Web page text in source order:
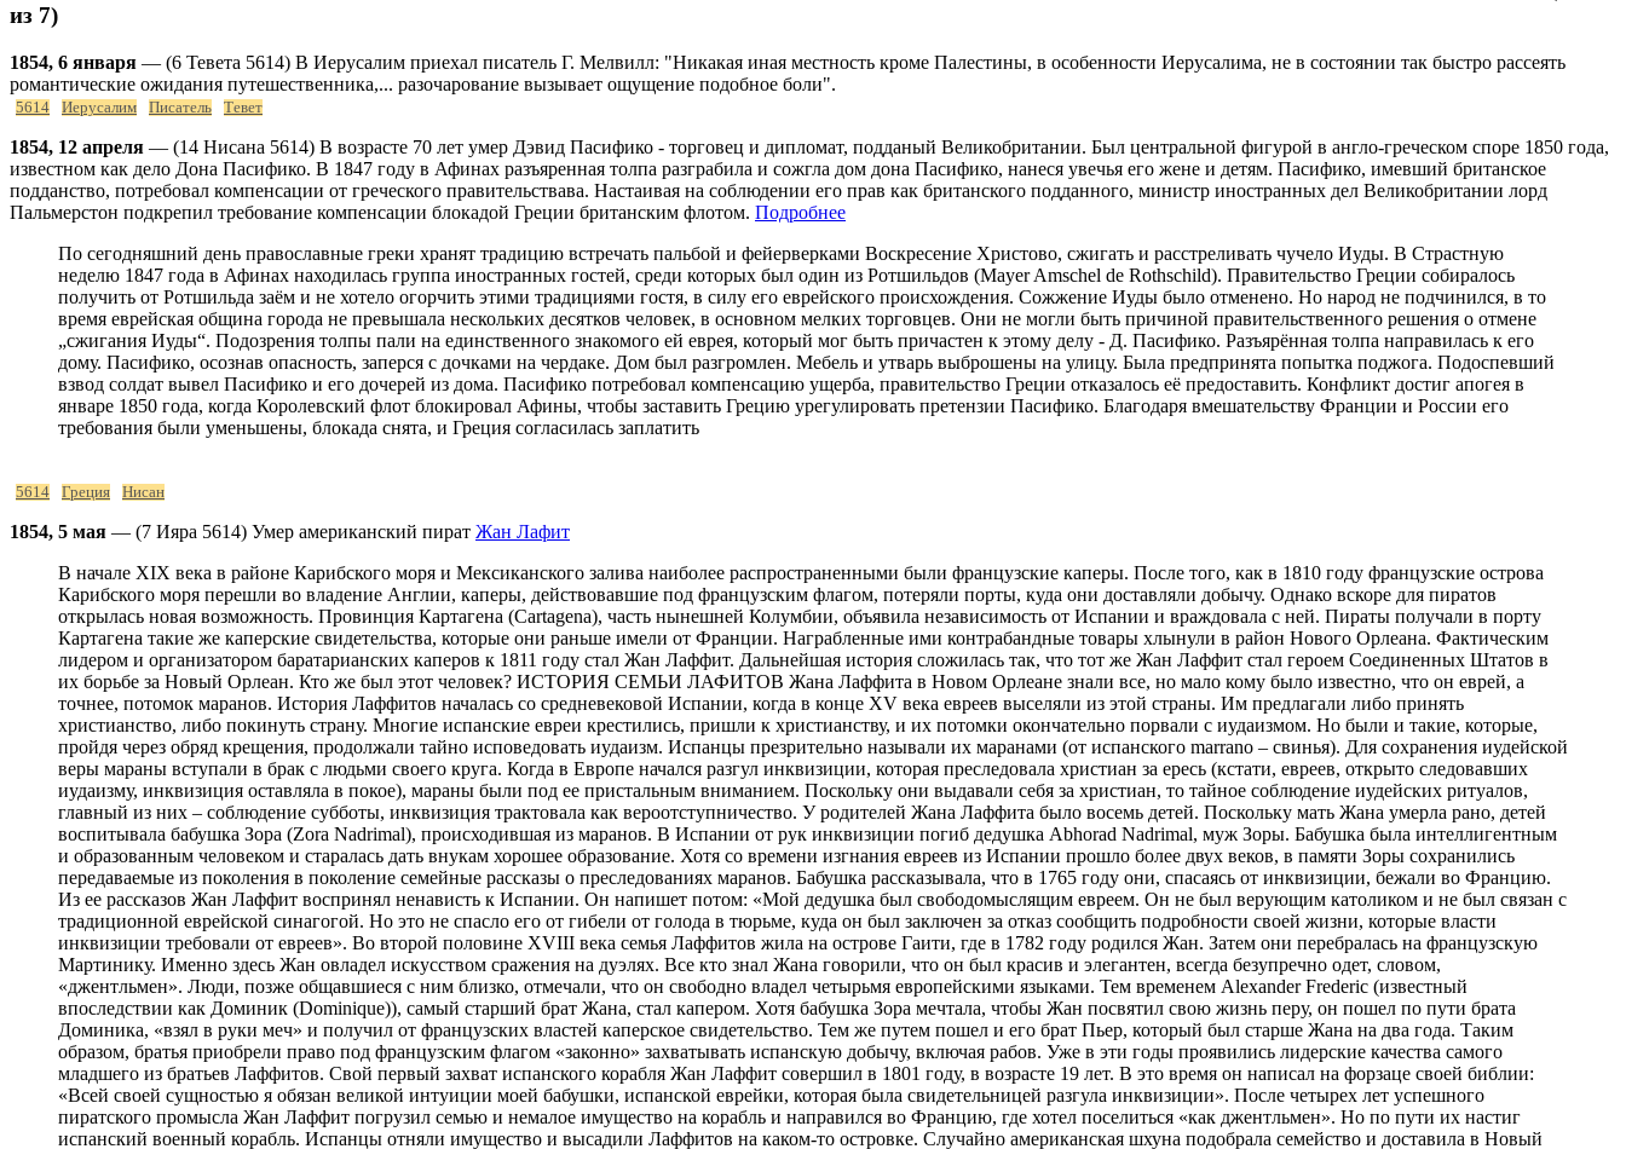
из 7)
1854, 6 января — (6 Тевета 5614) В Иерусалим приехал писатель Г. Мелвилл: "Никакая иная местность кроме Палестины, в особенности Иерусалима, не в состоянии так быстро рассеять
романтические ожидания путешественника,... разочарование вызывает ощущение подобное боли".
5614 Иерусалим Писатель Тевет
1854, 12 апреля — (14 Нисана 5614) В возрасте 70 лет умер Дэвид Пасифико - торговец и дипломат, подданый Великобритании. Был центральной фигурой в англо-греческом споре 1850 года,
известном как дело Дона Пасифико. В 1847 году в Афинах разъяренная толпа разграбила и сожгла дом дона Пасифико, нанеся увечья его жене и детям. Пасифико, имевший британское
подданство, потребовал компенсации от греческого правительствава. Настаивая на соблюдении его прав как британского подданного, министр иностранных дел Великобритании лорд
Пальмерстон подкрепил требование компенсации блокадой Греции британским флотом. Подробнее
По сегодняшний день православные греки хранят традицию встречать пальбой и фейерверками Воскресение Христово, сжигать и расстреливать чучело Иуды. В Страстную
неделю 1847 года в Афинах находилась группа иностранных гостей, среди которых был один из Ротшильдов (Mayer Amschel de Rothschild). Правительство Греции собиралось
получить от Ротшильда заём и не хотело огорчить этими традициями гостя, в силу его еврейского происхождения. Сожжение Иуды было отменено. Но народ не подчинился, в то
время еврейская община города не превышала нескольких десятков человек, в основном мелких торговцев. Они не могли быть причиной правительственного решения о отмене
„сжигания Иуды“. Подозрения толпы пали на единственного знакомого ей еврея, который мог быть причастен к этому делу - Д. Пасифико. Разъярённая толпа направилась к его
дому. Пасифико, осознав опасность, заперся с дочками на чердаке. Дом был разгромлен. Мебель и утварь выброшены на улицу. Была предпринята попытка поджога. Подоспевший
взвод солдат вывел Пасифико и его дочерей из дома. Пасифико потребовал компенсацию ущерба, правительство Греции отказалось её предоставить. Конфликт достиг апогея в
январе 1850 года, когда Королевский флот блокировал Афины, чтобы заставить Грецию урегулировать претензии Пасифико. Благодаря вмешательству Франции и России его
требования были уменьшены, блокада снята, и Греция согласилась заплатить
5614 Греция Нисан
1854, 5 мая — (7 Ияра 5614) Умер американский пират Жан Лафит
В начале XIX века в районе Карибского моря и Мексиканского залива наиболее распространенными были французские каперы. После того, как в 1810 году французские острова Карибского моря перешли во владение Англии, каперы, действовавшие под французским флагом, потеряли порты, куда они доставляли добычу. Однако вскоре для пиратов открылась новая возможность. Провинция Картагена (Cartagena), часть нынешней Колумбии, объявила независимость от Испании и враждовала с ней. Пираты получали в порту Картагена такие же каперские свидетельства, которые они раньше имели от Франции. Награбленные ими контрабандные товары хлынули в район Нового Орлеана. Фактическим лидером и организатором баратарианских каперов к 1811 году стал Жан Лаффит. Дальнейшая история сложилась так, что тот же Жан Лаффит стал героем Соединенных Штатов в их борьбе за Новый Орлеан. Кто же был этот человек? ИСТОРИЯ СЕМЬИ ЛАФИТОВ Жана Лаффита в Новом Орлеане знали все, но мало кому было известно, что он еврей, а точнее, потомок маранов. История Лаффитов началась со средневековой Испании, когда в конце XV века евреев выселяли из этой страны. Им предлагали либо принять христианство, либо покинуть страну. Многие испанские евреи крестились, пришли к христианству, и их потомки окончательно порвали с иудаизмом. Но были и такие, которые, пройдя через обряд крещения, продолжали тайно исповедовать иудаизм. Испанцы презрительно называли их маранами (от испанского marrano – свинья). Для сохранения иудейской веры мараны вступали в брак с людьми своего круга. Когда в Европе начался разгул инквизиции, которая преследовала христиан за ересь (кстати, евреев, открыто следовавших иудаизму, инквизиция оставляла в покое), мараны были под ее пристальным вниманием. Поскольку они выдавали себя за христиан, то тайное соблюдение иудейских ритуалов, главный из них – соблюдение субботы, инквизиция трактовала как вероотступничество. У родителей Жана Лаффита было восемь детей. Поскольку мать Жана умерла рано, детей воспитывала бабушка Зора (Zora Nadrimal), происходившая из маранов. В Испании от рук инквизиции погиб дедушка Abhorad Nadrimal, муж Зоры. Бабушка была интеллигентным и образованным человеком и старалась дать внукам хорошее образование. Хотя со времени изгнания евреев из Испании прошло более двух веков, в памяти Зоры сохранились передаваемые из поколения в поколение семейные рассказы о преследованиях маранов. Бабушка рассказывала, что в 1765 году они, спасаясь от инквизиции, бежали во Францию. Из ее рассказов Жан Лаффит воспринял ненависть к Испании. Он напишет потом: «Мой дедушка был свободомыслящим евреем. Он не был верующим католиком и не был связан с традиционной еврейской синагогой. Но это не спасло его от гибели от голода в тюрьме, куда он был заключен за отказ сообщить подробности своей жизни, которые власти инквизиции требовали от евреев». Во второй половине XVIII века семья Лаффитов жила на острове Гаити, где в 1782 году родился Жан. Затем они перебралась на французскую Мартинику. Именно здесь Жан овладел искусством сражения на дуэлях. Все кто знал Жана говорили, что он был красив и элегантен, всегда безупречно одет, словом, «джентльмен». Люди, позже общавшиеся с ним близко, отмечали, что он свободно владел четырьмя европейскими языками. Тем временем Alexander Frederic (известный впоследствии как Доминик (Dominique)), самый старший брат Жана, стал капером. Хотя бабушка Зора мечтала, чтобы Жан посвятил свою жизнь перу, он пошел по пути брата Доминика, «взял в руки меч» и получил от французских властей каперское свидетельство. Тем же путем пошел и его брат Пьер, который был старше Жана на два года. Таким образом, братья приобрели право под французским флагом «законно» захватывать испанскую добычу, включая рабов. Уже в эти годы проявились лидерские качества самого младшего из братьев Лаффитов. Свой первый захват испанского корабля Жан Лаффит совершил в 1801 году, в возрасте 19 лет. В это время он написал на форзаце своей библии: «Всей своей сущностью я обязан великой интуиции моей бабушки, испанской еврейки, которая была свидетельницей разгула инквизиции». После четырех лет успешного пиратского промысла Жан Лаффит погрузил семью и немалое имущество на корабль и направился во Францию, где хотел поселиться «как джентльмен». Но по пути их настиг испанский военный корабль. Испанцы отняли имущество и высадили Лаффитов на каком-то островке. Случайно американская шхуна подобрала семейство и доставила в Новый Орлеан. Жан был нищ. Вскоре умерла его жена. Незадолго до этого в Новый Орлеан прибыл корабль под командованием Пьера Лаффита. Таможенные власти обвинили его в контрабанде (думается, не без оснований) и конфисковали корабль вместе с грузом. Обнищавший Пьер воссоединился с братом. Им удалось устроиться на работу в таможню города (уж они-то тонкости контрабандного дела знали предметно). В 1806 году Жан Лаффит записал: «Я встретил нескольких таких же отчаянных и нищих людей, как я. Мы купили шхуну и объявили войну Испании. Пока живу, я буду воевать с Испанией, и только с ней. Я мирно отношусь ко всем, кроме Испании». Затем братья Лаффит отправились в Картагену и получили там каперское свидетельство. Возвратившись в Мексиканский залив, они начали «направо и налево» грабить испанские корабли и за короткое время захватили полтора десятка кораблей, сосредоточив их на базе Баратария. Через короткое время стоимость товаров, принадлежавших Лаффиту и хранившихся на острове Гранд Тэрре, достигла миллиона долларов. СОБЫТИЯ НА БАЗЕ БАРАТАРИЯ В нашем повествовании вернемся в Новый Орлеан и на базу Баратария. Казалось, что успех баратарианцев обеспечен надолго, но власти города и губернатор Клэйборн перешли к решительным мерам. Дело в том, что участившиеся захваты испанских судов вызвали многочисленные жалобы испанского консула в Новом Орлеане. В результате, в ноябре 1812 года для пресечения контрабандной деятельности в район залива Баратария был направлен отряд американской армии. Американцы захватили группу пиратов, включая Жана и Пьера Лаффитов. Жан был тут же освобожден под залог, а Пьер оставался в тюрьме. В течение года Жана трижды вызывали в суд, но он не являлся. Тогда, в ноябре 1813 года, губернатор Нового Орлеана распространил по городу объявления, в которых за выдачу Лаффита объявлялось вознаграждение в размере $500. Через два дня было распространено новое объявление, в котором теперь уже Лаффит обещал $5000 за доставку губернатора на остров Гранд Тэрре, т. е. на главный пиратский остров. Таким поведением он демонстрировал свою силу и влияние. В течение 1813 года англичане, воевавшие с США, также несколько раз пытались захватить район Баратария, но каперы были вооружены лучше и британцы отступали. Ранним утром 3 сентября 1814 года баратарианцы на Гранд Тэрре были разбужены пушечной канонадой. Двести пиратов выскочили на берег, любопытствуя что происходит. Они увидели приближающийся британский корабль, не замеченный американскими военными моряками. Это был английский бриг из флотилии, размещавшейся в порту Пенсакола. Навстречу британцам на лодке вышел Жан Лаффит. Британцы также спустили шлюп. Офицер протянул Жану пакет. Жан пригласил офицера в свою резиденцию и вскрыл пакет, в котором было два письма. В первом содержался призыв к жителям Луизианы сотрудничать с Британией. В качестве вознаграждения за помощь в этой борьбе им обещали пустующие земли, которые будут отняты у Соединенных Штатов. Другое письмо было адресовано лично Жану Лаффиту. Британцы угрожали разрушить базу, если каперы не помогут им в борьбе против Соединенных Штатов. Самому Лаффиту предлагалось единовременное вознаграждение в размере $30.000 и звание капитана британского военно-морского флота с соответствующим жалованием, а всем членам его пиратской команды – служба в британской армии. В обмен на все это Лаффит должен был провести английские войска из залива Баратария в Новый Орлеан. Лаффит сделал вид, что принимает предложение англичан, но попросил две недели для улаживания своих дел. Ему, якобы, нужно было посоветоваться со своими капитанами. Как только бриг покинул остров Гранд Тэрре Лаффит послал доверенного помощника в Новый Орлеан, с тем, чтобы предупредить губернатора о предстоящем нападении англичан. Лаффит также предлагал, что он во главе своей команды флибустьеров встанет на защиту города, при условии, что ему простят прежние прегрешения. (Возможно, что он принял сторону Америки потому, что за Англией, воюющей против Соединенных Штатов, стояла ненавистная ему Испания.) Информация была немедленно передана губернатору Клэйборну. Губернатор не взял на себя ответственность за принятие столь важного решения и поставил перед законодательным комитетом штата два вопроса: достоверны ли полученные письма и подобает ли губернатору вступать в переговоры с пиратом Жаном Лаффитом и его коллегами. В процессе состоявшегося обсуждения начальник милиции штата, в частности, сказал: «Баратарианцы – не пираты, а каперы. Они действуют под флагом Картагены и поэтому могут легально доставлять захваченные товары только туда, а не в наши порты. Единственное в чем их можно обвинить – это то, что они нелегально сбывают товары у нас. Соединенные Штаты смирились с тем, что эти люди находятся на нашей территории. Каперы видят, что нам угрожает враг, которого они также ненавидят. Мы должны поверить баратарианцам». Это высказывание приводим текстуально, так как оно иллюстрирует некоторые особенности ситуации. Несмотря на такое мнение, комитет большинством принял решение разрушить базу на острове Гранд Тэрре, для чего туда был послан отряд военных кораблей. К этому времени Жан и Пьер (которому удалось бежать из тюрьмы) Лаффиты начали продумывать план действий в зависимости от того какие корабли, британские или американские, появятся первыми. Жан приказал своим подчиненным в случае прибытия американцев не сопротивляться и оставить базу нетронутой. Каждому флибустьеру давалась «вольная», т.е. он мог идти куда угодно. Что касается собственности каждого из них, то Лаффит надеялся на ее легализацию и сохранность, так как считал своих людей